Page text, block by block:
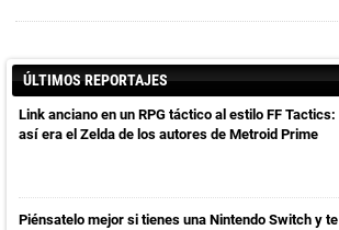
ÚLTIMOS REPORTAJES
Link anciano en un RPG táctico al estilo FF Tactics:
así era el Zelda de los autores de Metroid Prime
Piénsatelo mejor si tienes una Nintendo Switch y te